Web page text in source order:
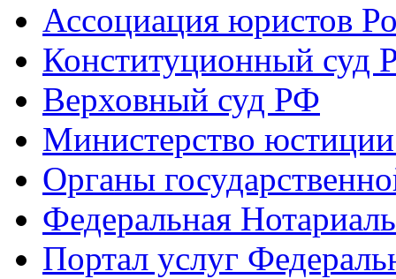
Ассоциация юристов
Конституционный суд
Верховный суд РФ
Министерство
Органы
Федеральная
Портал услуг